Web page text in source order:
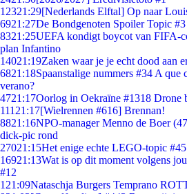
12321:29[Nederlands Elftal] Op naar
6921:27De Bondgenoten Spoiler Topic #3
8321:25UEFA kondigt boycot van FIFA-
plan Infantino
14021:19Zaken waar je je echt dood aan
6821:18Spaanstalige nummers #34 A que
verano?
4721:17Oorlog in Oekraïne #1318 Drone
111 21:17[Wielrennen #616] Brennan!
8821:16NPO-manager Menno de Boer
dick-pic rond
27021:15Het enige echte LEGO-topic
16921:13Wat is op dit moment volgens
#12
1 21:09Nataschja Burgers Temprano